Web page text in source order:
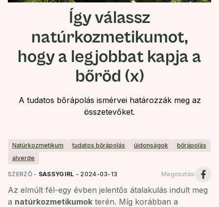
Így válassz
natúrkozmetikumot,
hogy a legjobbat kapja a
bőröd (x)
A tudatos bőrápolás ismérvei határozzák meg az
összetevőket.
Natúrkozmetikum tudatos bőrápolás újdonságok
bőrápolás
alverde
SZERZŐ - SASSYGIRL - 2024-03-13 Megosztás:
Az elmúlt fél-egy évben jelentős átalakulás indult meg
a natúrkozmetikumok terén. Míg korábban a